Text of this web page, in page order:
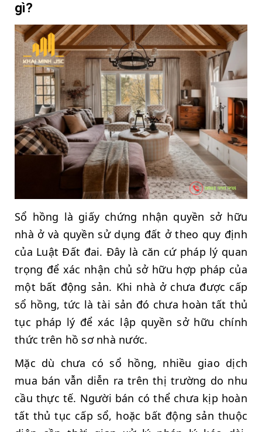
gì?
Sổ hồng là giấy chứng nhận quyền sở hữu
nhà ở và quyền sử dụng đất ở theo quy định
của Luật Đất đai. Đây là căn cứ pháp lý quan
trọng để xác nhận chủ sở hữu hợp pháp của
một bất động sản. Khi nhà ở chưa được cấp
sổ hồng, tức là tài sản đó chưa hoàn tất thủ
tục pháp lý để xác lập quyền sở hữu chính
thức trên hồ sơ nhà nước.
Mặc dù chưa có sổ hồng, nhiều giao dịch
mua bán vẫn diễn ra trên thị trường do nhu
cầu thực tế. Người bán có thể chưa kịp hoàn
tất thủ tục cấp sổ, hoặc bất động sản thuộc